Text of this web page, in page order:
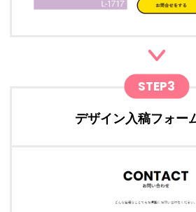
STEP3
デザイン入稿フォー